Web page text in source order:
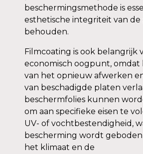
beschermingsmethode is
esthetische integriteit van de
behouden.
Filmcoating is ook belangrijk
economisch oogpunt, omdat
van het opnieuw afwerken
van beschadigde platen
beschermfolies kunnen
om aan specifieke eisen te
UV- of vochtbestendigheid,
bescherming wordt geboden
het klimaat en de